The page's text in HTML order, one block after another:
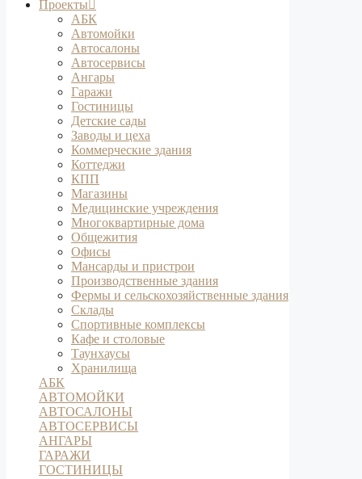
Проекты
АБК
Автомойки
Автосалоны
Автосервисы
Ангары
Гаражи
Гостиницы
Детские сады
Заводы и цеха
Коммерческие здания
Коттеджи
КПП
Магазины
Медицинские учреждения
Многоквартирные дома
Общежития
Офисы
Мансарды и пристрои
Производственные здания
Фермы и сельскохозяйственные здания
Склады
Спортивные комплексы
Кафе и столовые
Таунхаусы
Хранилища
АБК
АВТОМОЙКИ
АВТОСАЛОНЫ
АВТОСЕРВИСЫ
АНГАРЫ
ГАРАЖИ
ГОСТИНИЦЫ